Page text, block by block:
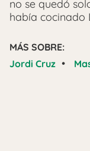
no se quedó
había cocinado
MÁS SOBRE:
Jordi Cruz •